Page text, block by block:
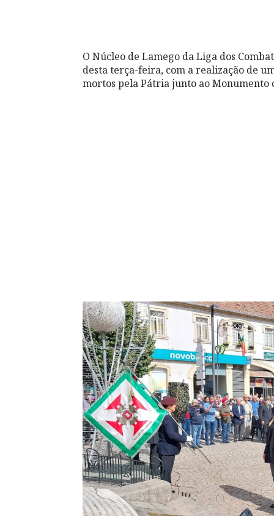
O Núcleo de Lamego da Liga dos
desta terça-feira, com a realização de
mortos pela Pátria junto ao Monumento